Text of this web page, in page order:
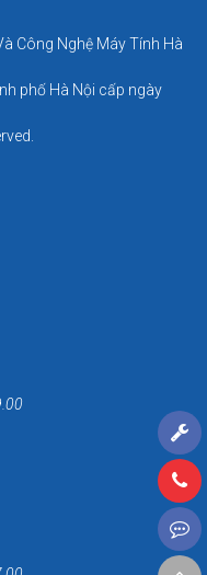
Công Nghệ Máy Tính Hà
phố Hà Nội cấp ngày